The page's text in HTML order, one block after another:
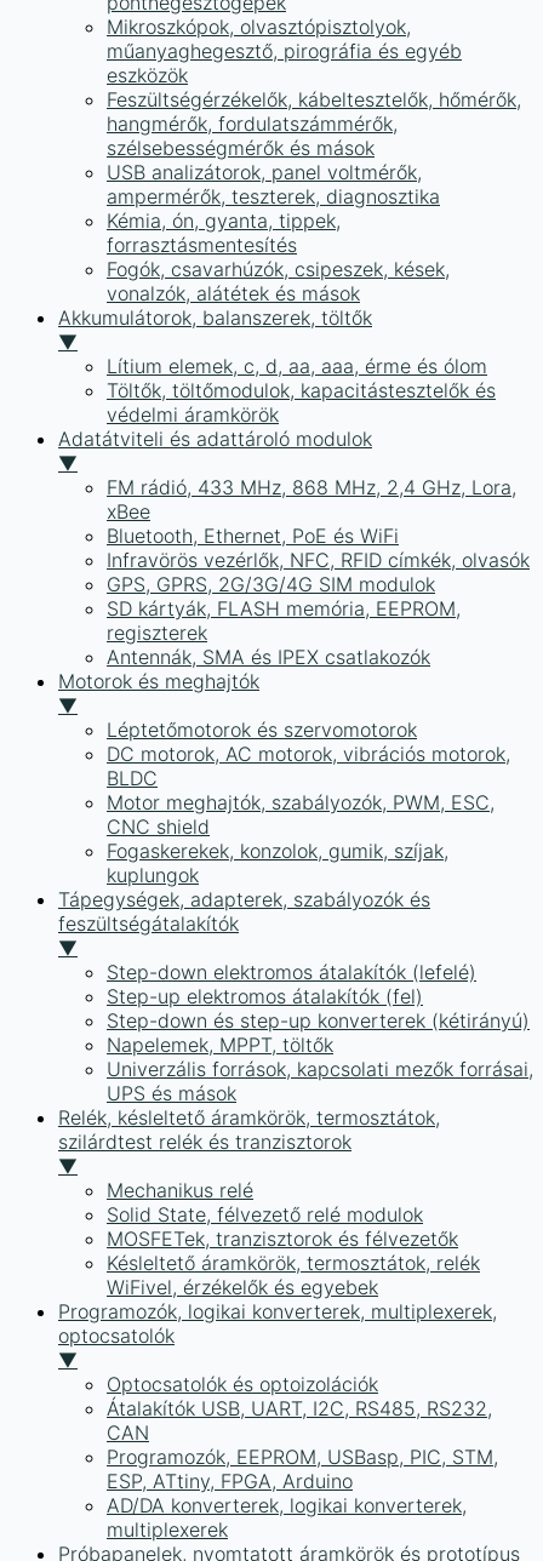
Mikroszkópok, olvasztópisztolyok,
műanyaghegesztő, pirográfia és egyéb
eszközök
Feszültségérzékelők, kábeltesztelők, hőmérők,
hangmérők, fordulatszámmérők,
szélsebességmérők és mások
USB analizátorok, panel voltmérők,
ampermérők, teszterek, diagnosztika
Kémia, ón, gyanta, tippek,
forrasztásmentesítés
Fogók, csavarhúzók, csipeszek, kések,
vonalzók, alátétek és mások
Akkumulátorok, balanszerek, töltők
▼
Lítium elemek, c, d, aa, aaa, érme és ólom
Töltők, töltőmodulok, kapacitástesztelők és
védelmi áramkörök
Adatátviteli és adattároló modulok
▼
FM rádió, 433 MHz, 868 MHz, 2,4 GHz, Lora,
xBee
Bluetooth, Ethernet, PoE és WiFi
Infravörös vezérlők, NFC, RFID címkék, olvasók
GPS, GPRS, 2G/3G/4G SIM modulok
SD kártyák, FLASH memória, EEPROM,
regiszterek
Antennák, SMA és IPEX csatlakozók
Motorok és meghajtók
▼
Léptetőmotorok és szervomotorok
DC motorok, AC motorok, vibrációs motorok,
BLDC
Motor meghajtók, szabályozók, PWM, ESC,
CNC shield
Fogaskerekek, konzolok, gumik, szíjak,
kuplungok
Tápegységek, adapterek, szabályozók és
feszültségátalakítók
▼
Step-down elektromos átalakítók (lefelé)
Step-up elektromos átalakítók (fel)
Step-down és step-up konverterek (kétirányú)
Napelemek, MPPT, töltők
Univerzális források, kapcsolati mezők forrásai,
UPS és mások
Relék, késleltető áramkörök, termosztátok,
szilárdtest relék és tranzisztorok
▼
Mechanikus relé
Solid State, félvezető relé modulok
MOSFETek, tranzisztorok és félvezetők
Késleltető áramkörök, termosztátok, relék
WiFivel, érzékelők és egyebek
Programozók, logikai konverterek, multiplexerek,
optocsatolók
▼
Optocsatolók és optoizolációk
Átalakítók USB, UART, I2C, RS485, RS232,
CAN
Programozók, EEPROM, USBasp, PIC, STM,
ESP, ATtiny, FPGA, Arduino
AD/DA konverterek, logikai konverterek,
multiplexerek
Próbapanelek, nyomtatott áramkörök és prototípus